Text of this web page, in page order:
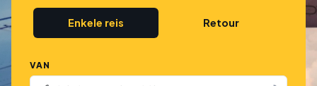
Enkele reis Retour
VAN